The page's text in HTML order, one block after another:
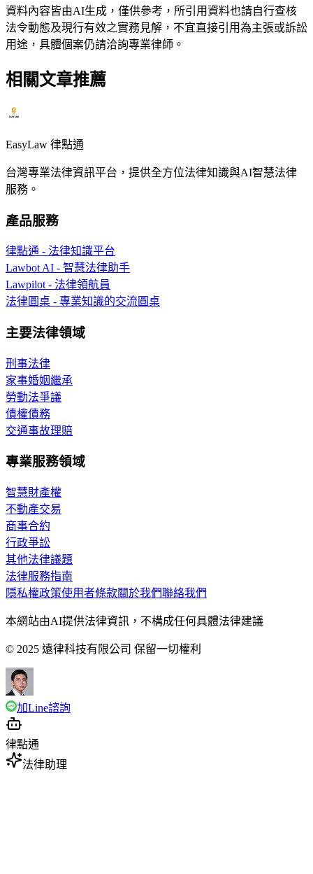
資料內容皆由AI生成，僅供參考，所引用資料也請自行查核
法令動態及現行有效之實務見解，不宜直接引用為主張或訴訟
用途，具體個案仍請洽詢專業律師。
相關文章推薦
EasyLaw 律點通
台灣專業法律資訊平台，提供全方位法律知識與AI智慧法律
服務。
產品服務
律點通 - 法律知識平台
Lawbot AI - 智慧法律助手
Lawpilot - 法律領航員
法律圓桌 - 專業知識的交流圓桌
主要法律領域
刑事法律
家事婚姻繼承
勞動法爭議
債權債務
交通事故理賠
專業服務領域
智慧財產權
不動產交易
商事合約
行政爭訟
其他法律議題
法律服務指南
隱私權政策使用者條款關於我們聯絡我們
本網站由AI提供法律資訊，不構成任何具體法律建議
© 2025 遠律科技有限公司 保留一切權利
加Line諮詢
律點通
法律助理